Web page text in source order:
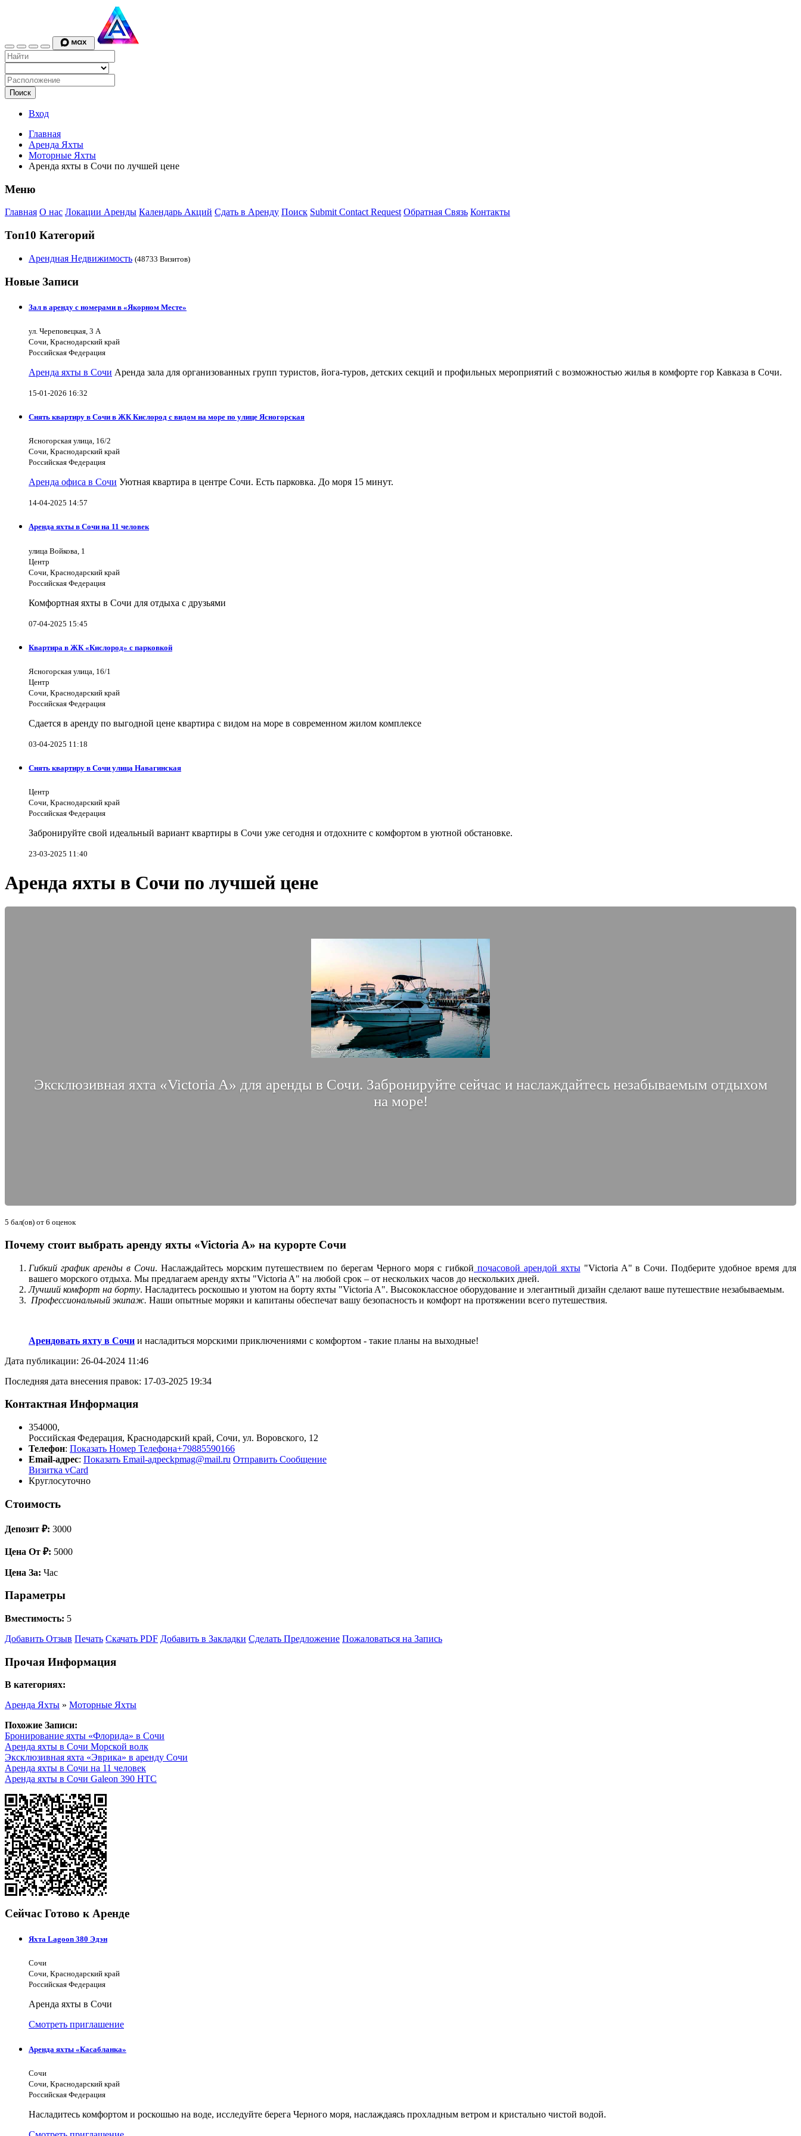
Поиск
Вход
Главная
Аренда Яхты
Моторные Яхты
Аренда яхты в Сочи по лучшей цене
Меню
Главная О нас Локации Аренды Календарь Акций Сдать в Аренду Поиск Submit Contact Request Обратная Связь Контакты
Топ10 Категорий
Арендная Недвижимость (48733 Визитов)
Новые Записи
Зал в аренду с номерами в «Якорном Месте»
ул. Череповецкая, 3 А
Сочи, Краснодарский край
Российская Федерация
Аренда яхты в Сочи Аренда зала для организованных групп туристов, йога-туров, детских секций и профильных мероприятий с возможностью жилья в комфорте гор Кавказа в Сочи.
15-01-2026 16:32
Снять квартиру в Сочи в ЖК Кислород с видом на море по улице Ясногорская
Ясногорская улица, 16/2
Сочи, Краснодарский край
Российская Федерация
Аренда офиса в Сочи Уютная квартира в центре Сочи. Есть парковка. До моря 15 минут.
14-04-2025 14:57
Аренда яхты в Сочи на 11 человек
улица Войкова, 1
Центр
Сочи, Краснодарский край
Российская Федерация
Комфортная яхты в Сочи для отдыха с друзьями
07-04-2025 15:45
Квартира в ЖК «Кислород» с парковкой
Ясногорская улица, 16/1
Центр
Сочи, Краснодарский край
Российская Федерация
Сдается в аренду по выгодной цене квартира с видом на море в современном жилом комплексе
03-04-2025 11:18
Снять квартиру в Сочи улица Навагинская
Центр
Сочи, Краснодарский край
Российская Федерация
Забронируйте свой идеальный вариант квартиры в Сочи уже сегодня и отдохните с комфортом в уютной обстановке.
23-03-2025 11:40
Аренда яхты в Сочи по лучшей цене
Эксклюзивная яхта «Victoria A» для аренды в Сочи. Забронируйте сейчас и наслаждайтесь незабываемым отдыхом
на море!
5 бал(ов) от 6 оценок
Почему стоит выбрать аренду яхты «Victoria A» на курорте Сочи
Гибкий график аренды в Сочи. Наслаждайтесь морским путешествием по берегам Черного моря с гибкой почасовой арендой яхты"Victoria A" в Сочи. Подберите удобное время для
вашего морского отдыха. Мы предлагаем аренду яхты "Victoria A" на любой срок – от нескольких часов до нескольких дней.
Лучший комфорт на борту. Насладитесь роскошью и уютом на борту яхты "Victoria A". Высококлассное оборудование и элегантный дизайн сделают ваше путешествие незабываемым.
Профессиональный экипаж. Наши опытные моряки и капитаны обеспечат вашу безопасность и комфорт на протяжении всего путешествия.
Арендовать яхту в Сочи и насладиться морскими приключениями с комфортом - такие планы на выходные!
Дата публикации: 26-04-2024 11:46
Последняя дата внесения правок: 17-03-2025 19:34
Контактная Информация
354000,
Российская Федерация, Краснодарский край, Сочи, ул. Воровского, 12
Телефон: Показать Номер Телефона+79885590166
Email-адрес: Показать Email-адресkpmag@mail.ru Отправить Сообщение
Визитка vCard
Круглосуточно
Стоимость
Депозит ₽: 3000
Цена От ₽: 5000
Цена За: Час
Параметры
Вместимость: 5
Добавить Отзыв Печать Скачать PDF Добавить в Закладки Сделать Предложение Пожаловаться на Запись
Прочая Информация
В категориях:
Аренда Яхты » Моторные Яхты
Похожие Записи:
Бронирование яхты «Флорида» в Сочи
Аренда яхты в Сочи Морской волк
Эксклюзивная яхта «Эврика» в аренду Сочи
Аренда яхты в Сочи на 11 человек
Аренда яхты в Сочи Galeon 390 HTC
Сейчас Готово к Аренде
Яхта Lagoon 380 Эдэн
Сочи
Сочи, Краснодарский край
Российская Федерация
Аренда яхты в Сочи
Смотреть приглашение
Аренда яхты «Касабланка»
Сочи
Сочи, Краснодарский край
Российская Федерация
Насладитесь комфортом и роскошью на воде, исследуйте берега Черного моря, наслаждаясь прохладным ветром и кристально чистой водой.